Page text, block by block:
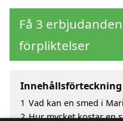
Få 3
förpliktelser
Innehållsförteckning
1 Vad kan en smed i
2 Hur mycket kostar en